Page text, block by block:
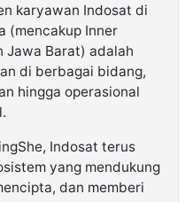
karyawan Indosat di
(mencakup Inner
Jawa Barat) adalah
di berbagai bidang,
hingga operasional
Indosat terus
yang mendukung
dan memberi